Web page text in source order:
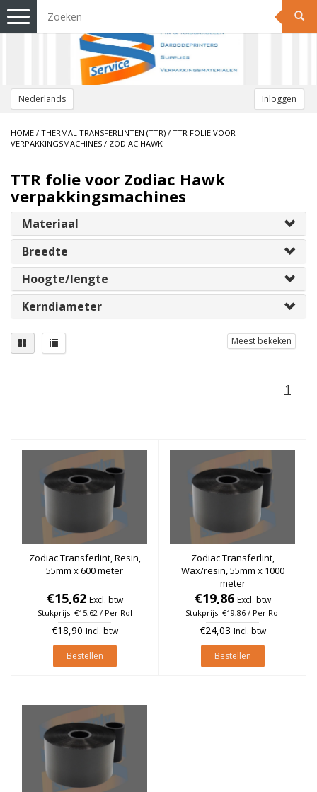
Nederlands Inloggen
Toggle
navigation
HOME / THERMAL TRANSFERLINTEN (TTR) / TTR FOLIE VOOR
VERPAKKINGSMACHINES / ZODIAC HAWK
TTR folie voor Zodiac Hawk
verpakkingsmachines
Materiaal
Breedte
Hoogte/lengte
Kerndiameter
Meest bekeken
1
Zodiac Transferlint, Resin,
55mm x 600 meter
€15,62 Excl. btw
Stukprijs: €15,62 / Per Rol
€18,90 Incl. btw
Bestellen
Zodiac Transferlint,
Wax/resin, 55mm x 1000
meter
€19,86 Excl. btw
Stukprijs: €19,86 / Per Rol
€24,03 Incl. btw
Bestellen